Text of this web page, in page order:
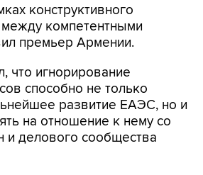
конструктивного
компетентными
премьер Армении.
что игнорирование
способно не только
развитие ЕАЭС, но и
на отношение к нему со
и делового сообщества